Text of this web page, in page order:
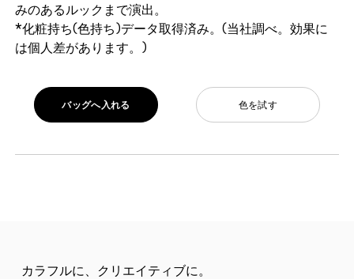
みのあるルックまで演出。
*化粧持ち(色持ち)データ取得済み。(当社調べ。効果に
は個人差があります。)
色を試す
バッグへ入れる
カラフルに、クリエイティブに。